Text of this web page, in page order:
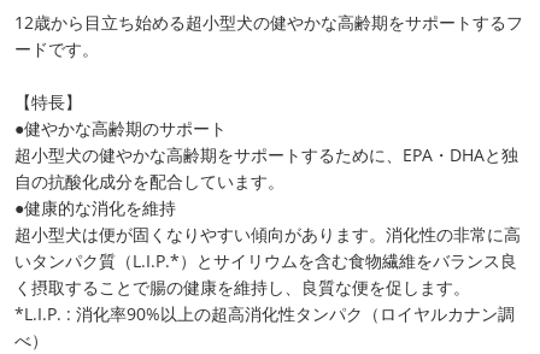
12歳から目立ち始める超小型犬の健やかな高齢期をサポートするフ
ードです。
【特長】
●健やかな高齢期のサポート
超小型犬の健やかな高齢期をサポートするために、EPA・DHAと独
自の抗酸化成分を配合しています。
●健康的な消化を維持
超小型犬は便が固くなりやすい傾向があります。消化性の非常に高
いタンパク質（L.I.P.*）とサイリウムを含む食物繊維をバランス良
く摂取することで腸の健康を維持し、良質な便を促します。
*L.I.P. : 消化率90%以上の超高消化性タンパク（ロイヤルカナン調
べ）